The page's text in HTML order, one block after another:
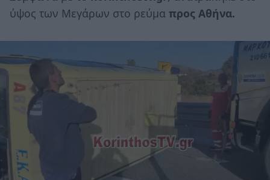
ύψος των Μεγάρων στο ρεύμα προς Αθήνα.